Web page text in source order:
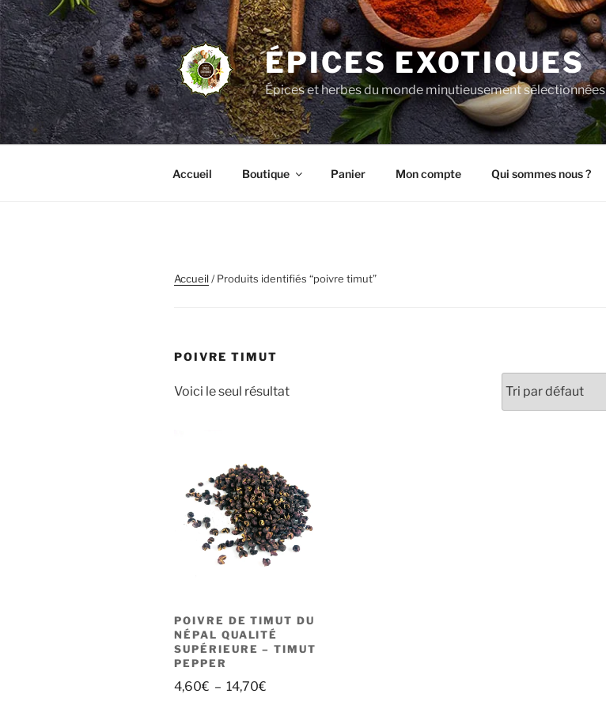
Aller
au
contenu
principal
ÉPICES EXOTIQUES
Épices et herbes du monde minutieusement sélectionnées
Accueil Boutique Panier Mon compte Qui sommes nous ?
Accueil/ Produits identifiés “poivre timut”
POIVRE TIMUT
Voici le seul résultat
POIVRE DE TIMUT DU
NÉPAL QUALITÉ
SUPÉRIEURE – TIMUT
PEPPER
4,60€ – 14,70€